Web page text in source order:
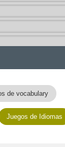
de vocabulary
Juegos de Idiomas